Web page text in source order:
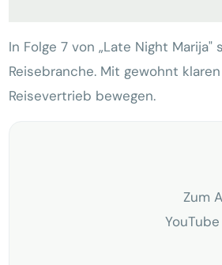
In Folge 7 von „Late Night
Reisebranche. Mit gewohnt
Reisevertrieb bewegen.
Zum